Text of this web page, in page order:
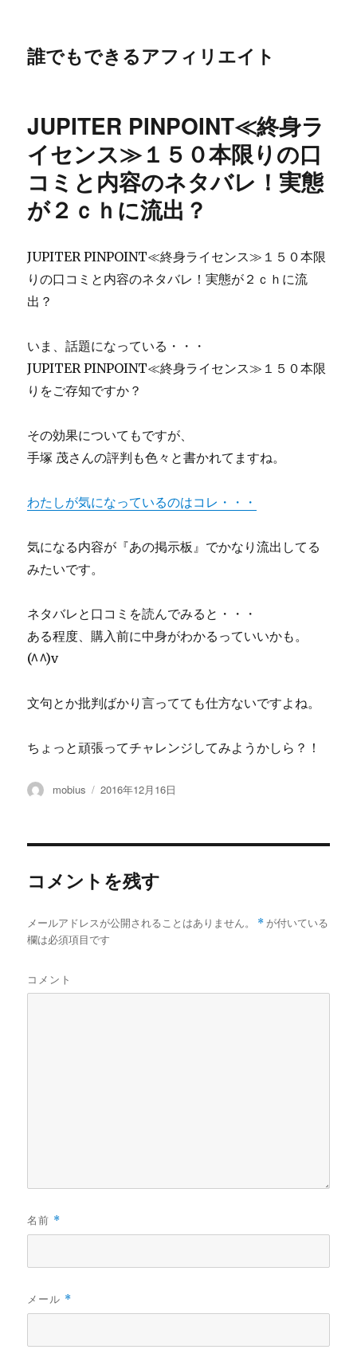
誰でもできるアフィリエイト
JUPITER PINPOINT≪終身ラ
イセンス≫１５０本限りの口
コミと内容のネタバレ！実態
が２ｃｈに流出？
JUPITER PINPOINT≪終身ライセンス≫１５０本限
りの口コミと内容のネタバレ！実態が２ｃｈに流
出？
いま、話題になっている・・・
JUPITER PINPOINT≪終身ライセンス≫１５０本限
りをご存知ですか？
その効果についてもですが、
手塚 茂さんの評判も色々と書かれてますね。
わたしが気になっているのはコレ・・・
気になる内容が『あの掲示板』でかなり流出してる
みたいです。
ネタバレと口コミを読んでみると・・・
ある程度、購入前に中身がわかるっていいかも。
(^^)v
文句とか批判ばかり言ってても仕方ないですよね。
ちょっと頑張ってチャレンジしてみようかしら？！
投
mobius
投
2016年12月16日
コメントを残す
メールアドレスが公開されることはありません。 * が付いている
欄は必須項目です
コメント
名前 *
メール *